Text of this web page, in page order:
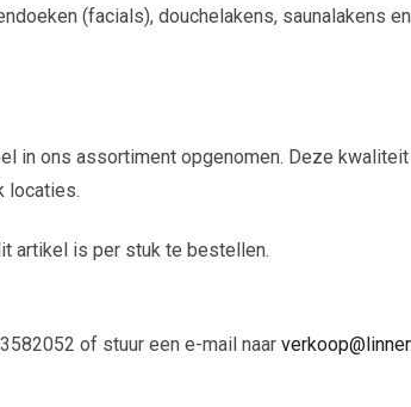
(facials), douchelakens, saunalakens
in ons assortiment opgenomen. Deze
locaties.
artikel is per stuk te bestellen.
of stuur een e-mail naar